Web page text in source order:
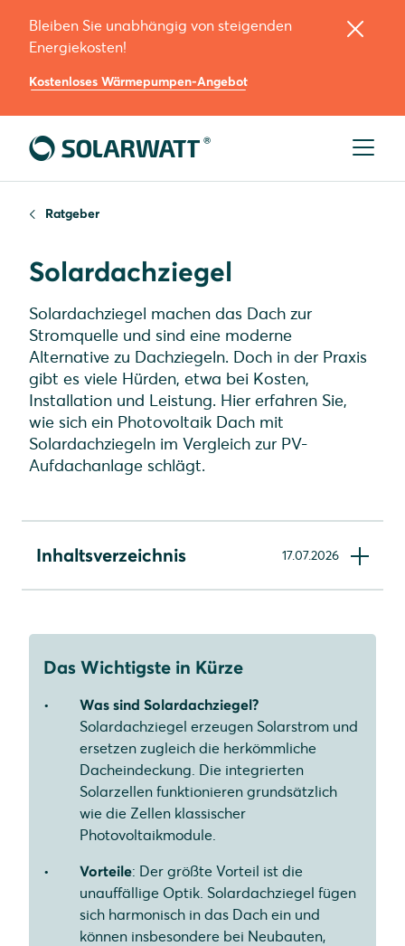
Bleiben Sie unabhängig von steigenden
Energiekosten!
Kostenloses Wärmepumpen-Angebot
Sparen Sie mit der Kraft der Sonne –
maßgeschneidert für Ihr Zuhause!
Einsparpotenzial entdecken
Ratgeber
Solardachziegel
Solardachziegel machen das Dach zur
Stromquelle und sind eine moderne
Alternative zu Dachziegeln. Doch in der Praxis
gibt es viele Hürden, etwa bei Kosten,
Installation und Leistung. Hier erfahren Sie,
wie sich ein Photovoltaik Dach mit
Solardachziegeln im Vergleich zur PV-
Aufdachanlage schlägt.
Inhaltsverzeichnis 17.07.2026
Solardachziegel sind keine neue Idee
Hoher Installationsaufwand
Kostenintensive Anschaffung
Erhöhter Wartungsaufwand
Anpassungen und Erweiterung
Deutlich geringere Leistung
Marktunterschiede: Aufdach-Solarmodule vs.
Solarziegel
Das Wichtigste in Kürze
Was sind Solardachziegel?
Solardachziegel erzeugen Solarstrom und
ersetzen zugleich die herkömmliche
Dacheindeckung. Die integrierten
Solarzellen funktionieren grundsätzlich
wie die Zellen klassischer
Photovoltaikmodule.
Vorteile: Der größte Vorteil ist die
unauffällige Optik. Solardachziegel fügen
sich harmonisch in das Dach ein und
können insbesondere bei Neubauten,